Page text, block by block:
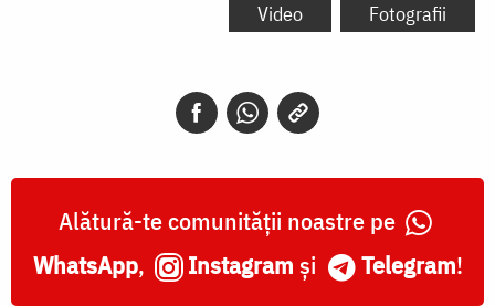
Video Fotografii
Alătură-te comunității noastre pe
WhatsApp, Instagram și Telegram!